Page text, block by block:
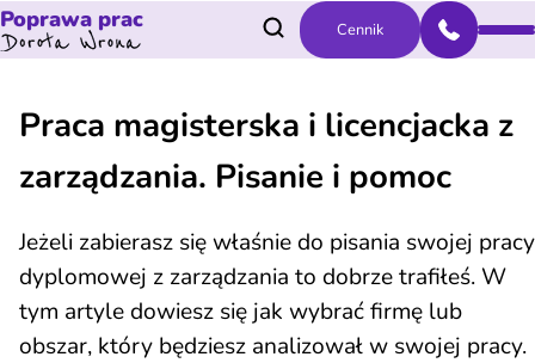
Poprawa prac Cennik
Praca magisterska i licencjacka z
zarządzania. Pisanie i pomoc
Jeżeli zabierasz się właśnie do pisania swojej pracy
dyplomowej z zarządzania to dobrze trafiłeś. W
tym artyle dowiesz się jak wybrać firmę lub
obszar, który będziesz analizował w swojej pracy.